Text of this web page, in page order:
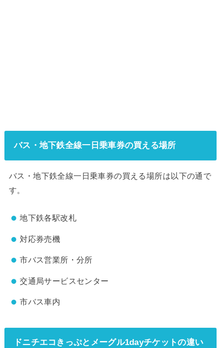
バス・地下鉄全線一日乗車券の買える場所
バス・地下鉄全線一日乗車券の買える場所は以下の通で
す。
地下鉄各駅改札
対応券売機
市バス営業所・分所
交通局サービスセンター
市バス車内
ドニチエコきっぷとメーグル1dayチケットの違い